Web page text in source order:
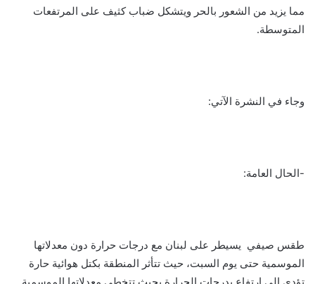
مما يزيد من الشعور بالحر ويتشكل ضباب كثيف على المرتفعات
المتوسطة.
وجاء في النشرة الآتي:
-الحال العامة:
طقس صيفي يسيطر على لبنان مع درجات حرارة دون معدلاتها
الموسمية حتى يوم السبت، حيث تتأثر المنطقة بكتل هوائية حارة